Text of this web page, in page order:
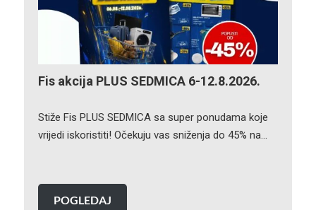
Fis akcija PLUS SEDMICA 6-12.8.2026.
Stiže Fis PLUS SEDMICA sa super ponudama koje
vrijedi iskoristiti! Očekuju vas sniženja do 45% na…
POGLEDAJ